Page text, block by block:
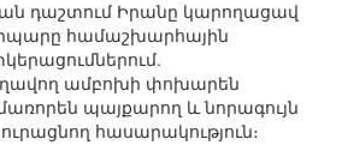
դաշտում Իրանը կարողացավ
համաշխարհային
ամբոխի փոխարեն
պայքարող և նորագույն
հասարակություն։